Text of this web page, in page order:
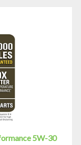
5W-30